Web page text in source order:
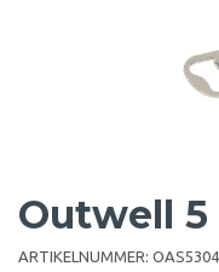
Outwell 5
ARTIKELNUMMER: